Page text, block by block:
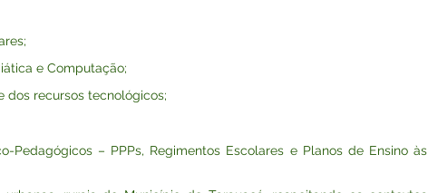
e Computação;
dos recursos tecnológicos;
Pedagógicos – PPPs, Regimentos Escolares e Planos de Ensino às